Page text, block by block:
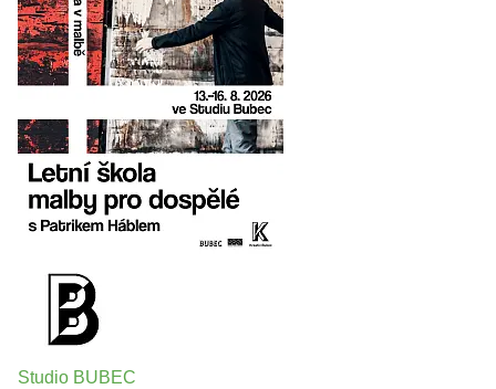
Studio BUBEC